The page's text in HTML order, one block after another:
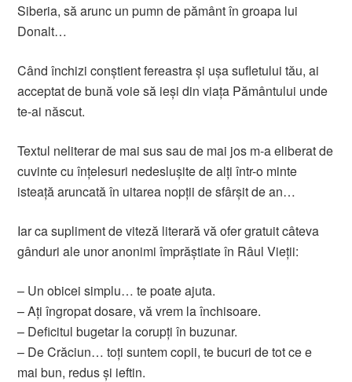
Siberia, să arunc un pumn de pământ în groapa lui
Donalt…
Când închizi conștient fereastra și ușa sufletului tău, ai
acceptat de bună voie să ieși din viața Pământului unde
te-ai născut.
Textul neliterar de mai sus sau de mai jos m-a eliberat de
cuvinte cu înțelesuri nedeslușite de alți într-o minte
isteață aruncată în uitarea nopții de sfârșit de an…
Iar ca supliment de viteză literară vă ofer gratuit câteva
gânduri ale unor anonimi împrăștiate în Râul Vieții:
– Un obicei simplu… te poate ajuta.
– Ați îngropat dosare, vă vrem la închisoare.
– Deficitul bugetar la corupți în buzunar.
– De Crăciun… toți suntem copii, te bucuri de tot ce e
mai bun, redus și ieftin.